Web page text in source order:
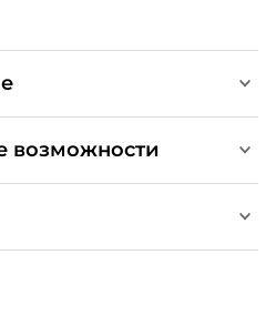
возможности